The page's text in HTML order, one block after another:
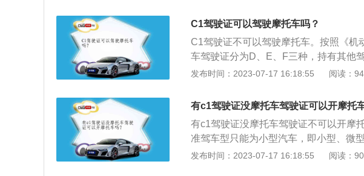
于驾驶证的增驾做出了新规定，其中包
写《机动车驾驶证申请表》，并提交以
2.县级或者部队团级以上医疗机构出具
型的，除填写《机动车驾驶证申请表》
车驾驶证。持境外机动车驾驶证的人申
证申请表》，并提交以下证明、凭证：
当出具中文翻译文本。
C1驾驶证可以驾驶摩托车吗？
C1驾驶证不可以驾驶摩托车。按照《
车驾驶证分为D、E、F三种，持有其他
能驾驶。C1驾驶证驾驶摩托车的后果：
以下拘留。其次，按照《道路交通安全
被记12分。C1驾驶证的准驾车型：小
轻、小、微型专项作业车；小型载客汽
能驾驶的车型：大型客车、牵引车、城
轮摩托车、普通二轮摩托车、轻便摩托
发布时间：2023-07-17 16:18:55 阅读：
有c1驾驶证没摩托车驾驶证可以开摩托
有c1驾驶证没摩托车驾驶证不可以开摩
准驾车型只能为小型汽车，即小型、微
C1驾驶摩托车属于超范围驾驶：摩托车
发布时间：2023-07-17 16:18:55 阅读：